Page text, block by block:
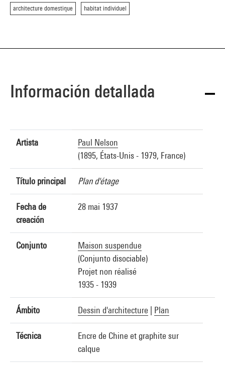
architecture domestique habitat individuel
Información detallada
Artista
Paul Nelson
(1895, États-Unis - 1979, France)
Título principal Plan d'étage
Fecha de
creación
28 mai 1937
Conjunto
Maison suspendue
(Conjunto disociable)
Projet non réalisé
1935 - 1939
Ámbito Dessin d'architecture Plan
Técnica
Encre de Chine et graphite sur
calque